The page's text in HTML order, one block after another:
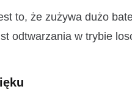
to, że zużywa dużo
odtwarzania w trybie